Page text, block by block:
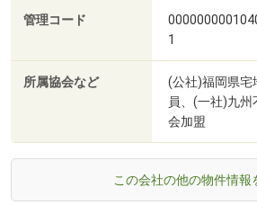
管理コード
1
所属協会など
(公社)福岡県宅
員、(一社)九州
会加盟
この会社の他の物件情報